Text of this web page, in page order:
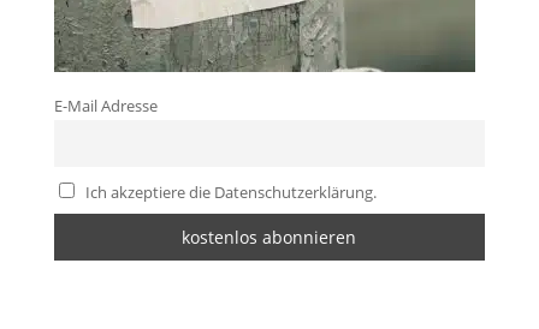
E-Mail Adresse
Ich akzeptiere die Datenschutzerklärung.